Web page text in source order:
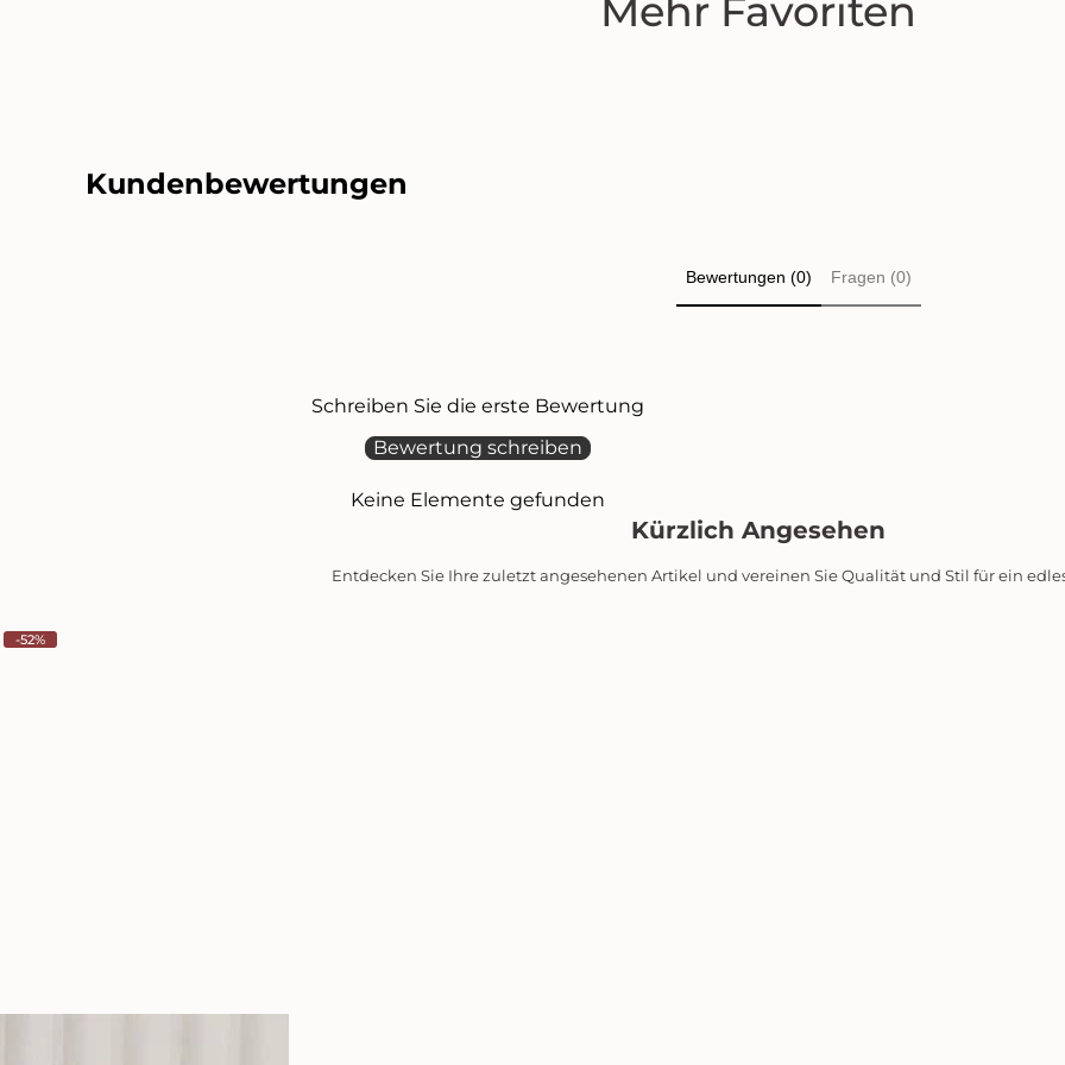
Mehr Favoriten
Kundenbewertungen
Bewertungen (0) Fragen (0)
Schreiben Sie die erste Bewertung
Bewertung schreiben
Keine Elemente gefunden
Kürzlich Angesehen
Entdecken Sie Ihre zuletzt angesehenen Artikel und vereinen Sie Qualität und Stil für ein
-52%